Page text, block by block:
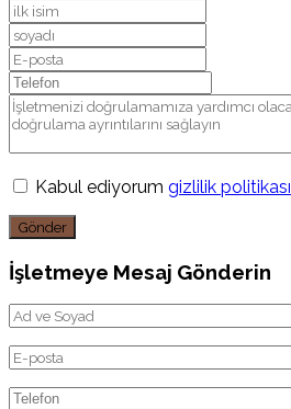
Kabul ediyorum gizlilik politikası
Gönder
İşletmeye Mesaj Gönderin